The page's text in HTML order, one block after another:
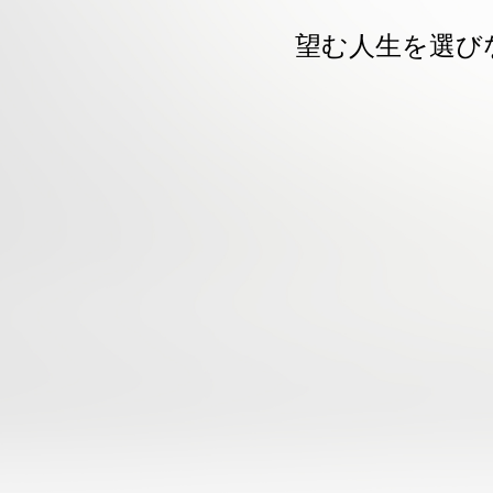
望む人生を選び